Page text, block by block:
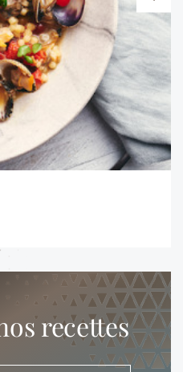
recettes